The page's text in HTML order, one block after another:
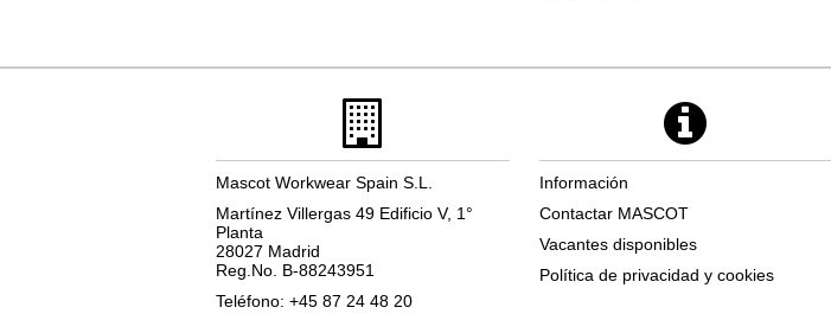
Mascot Workwear Spain S.L.
Martínez Villergas 49 Edificio V, 1°
Planta
28027 Madrid
Reg.No. B-88243951
Teléfono: +45 87 24 48 20
Información
Contactar MASCOT
Vacantes disponibles
Política de privacidad y cookies